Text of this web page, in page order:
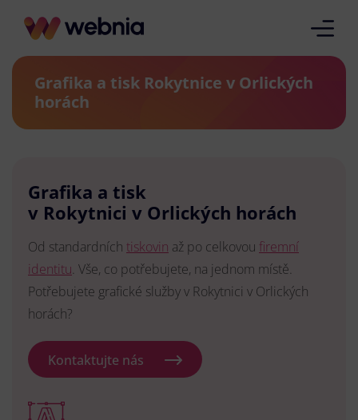
Grafika a tisk Rokytnice v Orlických
horách
Grafika a tisk
v Rokytnici v Orlických horách
Od standardních tiskovin až po celkovou firemní
identitu. Vše, co potřebujete, na jednom místě.
Potřebujete grafické služby v Rokytnici v Orlických
horách?
Kontaktujte nás